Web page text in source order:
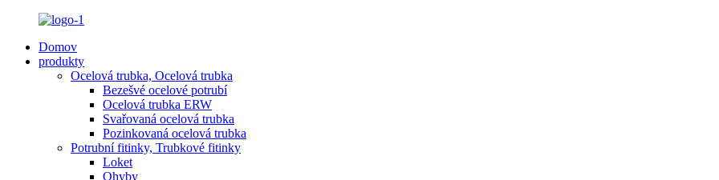
Domov
produkty
Ocelová trubka, Ocelová trubka
Bezešvé ocelové potrubí
Ocelová trubka ERW
Svařovaná ocelová trubka
Pozinkovaná ocelová trubka
Potrubní fitinky, Trubkové fitinky
Loket
Ohyby